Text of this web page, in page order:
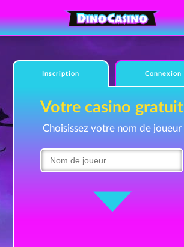
Inscription Connexion
Votre casino gratuit
Choisissez votre nom de joueur